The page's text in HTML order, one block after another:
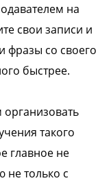
на
свои записи и
фразы со своего
быстрее.
такого
главное не
не только с